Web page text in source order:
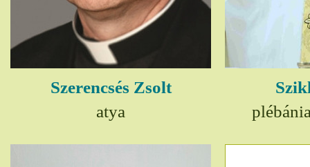
Szerencsés Zsolt
atya